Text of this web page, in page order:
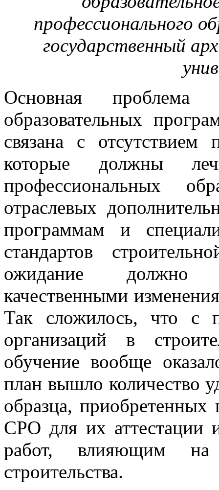
профессионального
государственный
Основная проблема
образовательных
связана с отсутствием
которые должны
профессиональных
отраслевых
программам и
стандартов
ожидание должно
качественными
Так сложилось, что с
организаций в
обучение вообще
план вышло количество
образца,
СРО для их аттестации
работ, влияющим на
строительства.